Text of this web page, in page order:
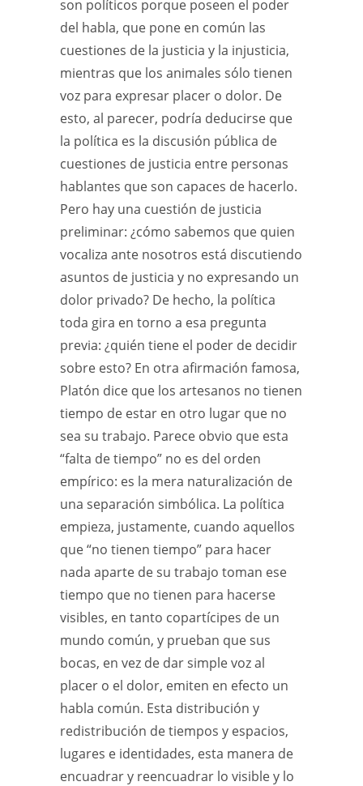
son políticos porque poseen el poder
del habla, que pone en común las
cuestiones de la justicia y la injusticia,
mientras que los animales sólo tienen
voz para expresar placer o dolor. De
esto, al parecer, podría deducirse que
la política es la discusión pública de
cuestiones de justicia entre personas
hablantes que son capaces de hacerlo.
Pero hay una cuestión de justicia
preliminar: ¿cómo sabemos que quien
vocaliza ante nosotros está discutiendo
asuntos de justicia y no expresando un
dolor privado? De hecho, la política
toda gira en torno a esa pregunta
previa: ¿quién tiene el poder de decidir
sobre esto? En otra afirmación famosa,
Platón dice que los artesanos no tienen
tiempo de estar en otro lugar que no
sea su trabajo. Parece obvio que esta
“falta de tiempo” no es del orden
empírico: es la mera naturalización de
una separación simbólica. La política
empieza, justamente, cuando aquellos
que “no tienen tiempo” para hacer
nada aparte de su trabajo toman ese
tiempo que no tienen para hacerse
visibles, en tanto copartícipes de un
mundo común, y prueban que sus
bocas, en vez de dar simple voz al
placer o el dolor, emiten en efecto un
habla común. Esta distribución y
redistribución de tiempos y espacios,
lugares e identidades, esta manera de
encuadrar y reencuadrar lo visible y lo